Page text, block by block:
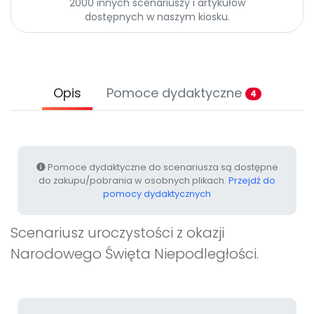
Promocje
dostępnych w naszym kiosku.
Opis Pomoce dydaktyczne 4
Pomoce dydaktyczne do scenariusza są dostępne
do zakupu/pobrania w osobnych plikach. Przejdź do
pomocy dydaktycznych
Scenariusz uroczystości z okazji
Narodowego Święta Niepodległości.